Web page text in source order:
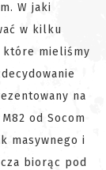
W jaki
w kilku
które mieliśmy
na
od Socom
masywnego i
biorąc pod